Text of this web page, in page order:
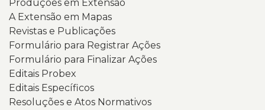
cores
preta
e
amarela,
além
de
um
código
de
verde
destaca
o
nome
do
portal.
Abaixo,
Produções em Extensão
A Extensão em Mapas
Revistas e Publicações
Formulário para Registrar Ações
Formulário para Finalizar Ações
Editais Probex
Editais Específicos
Resoluções e Atos Normativos